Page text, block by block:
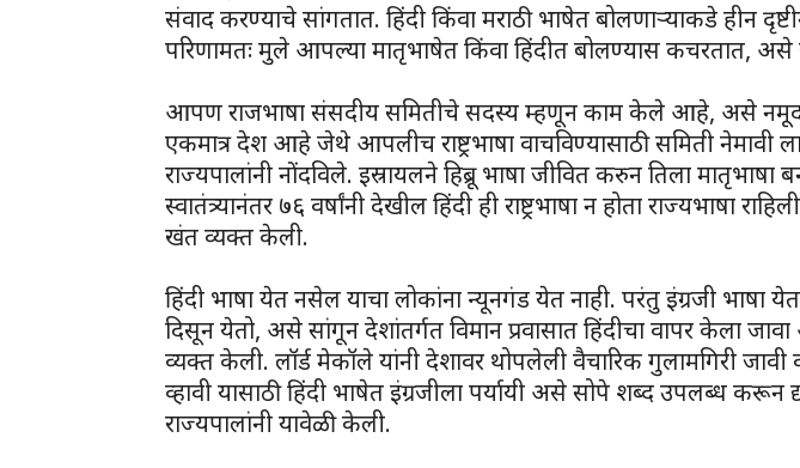
संवाद करण्याचे सांगतात. हिंदी किंवा मराठी भाषेत बोलणाऱ्याकडे हीन
परिणामतः मुले आपल्या मातृभाषेत किंवा हिंदीत बोलण्यास कचरतात, असे
आपण राजभाषा संसदीय समितीचे सदस्य म्हणून काम केले आहे, असे
एकमात्र देश आहे जेथे आपलीच राष्ट्रभाषा वाचविण्यासाठी समिती
राज्यपालांनी नोंदविले. इस्रायलने हिब्रू भाषा जीवित करुन तिला
स्वातंत्र्यानंतर ७६ वर्षांनी देखील हिंदी ही राष्ट्रभाषा न होता राज्यभाषा
खंत व्यक्त केली.
हिंदी भाषा येत नसेल याचा लोकांना न्यूनगंड येत नाही. परंतु इंग्रजी भाषा
दिसून येतो, असे सांगून देशांतर्गत विमान प्रवासात हिंदीचा वापर केला जावा
व्यक्त केली. लॉर्ड मेकॉले यांनी देशावर थोपलेली वैचारिक गुलामगिरी जावी
व्हावी यासाठी हिंदी भाषेत इंग्रजीला पर्यायी असे सोपे शब्द उपलब्ध करून
राज्यपालांनी यावेळी केली.